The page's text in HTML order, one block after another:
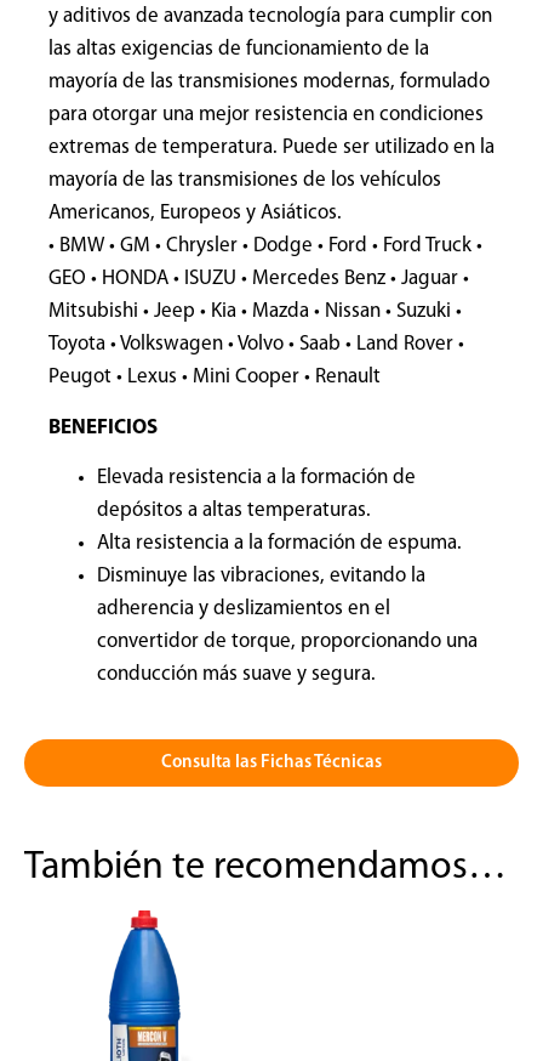
y aditivos de avanzada tecnología para cumplir con
las altas exigencias de funcionamiento de la
mayoría de las transmisiones modernas, formulado
para otorgar una mejor resistencia en condiciones
extremas de temperatura. Puede ser utilizado en la
mayoría de las transmisiones de los vehículos
Americanos, Europeos y Asiáticos.
• BMW • GM • Chrysler • Dodge • Ford • Ford Truck •
GEO • HONDA • ISUZU • Mercedes Benz • Jaguar •
Mitsubishi • Jeep • Kia • Mazda • Nissan • Suzuki •
Toyota • Volkswagen • Volvo • Saab • Land Rover •
Peugot • Lexus • Mini Cooper • Renault
BENEFICIOS
Elevada resistencia a la formación de
depósitos a altas temperaturas.
Alta resistencia a la formación de espuma.
Disminuye las vibraciones, evitando la
adherencia y deslizamientos en el
convertidor de torque, proporcionando una
conducción más suave y segura.
Consulta las Fichas Técnicas
También te recomendamos…